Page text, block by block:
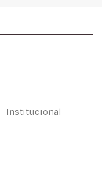
Institucional